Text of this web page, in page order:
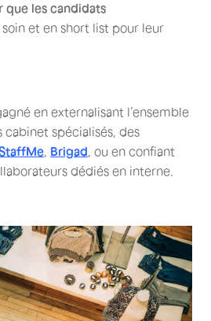
que les candidats
soin et en short list pour leur
en externalisant l’ensemble
spécialisés, des
Brigad , ou en confiant
dédiés en interne.